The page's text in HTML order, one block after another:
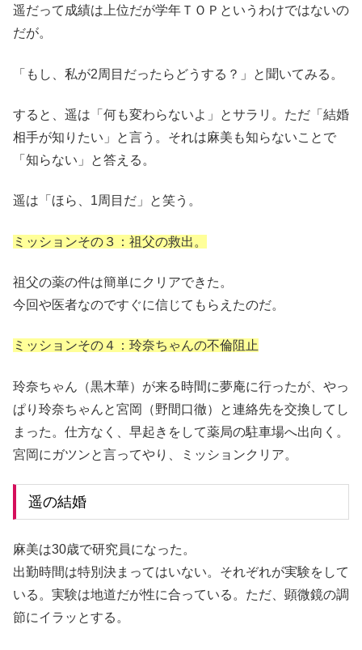
遥だって成績は上位だが学年ＴＯＰというわけではないの
だが。
「もし、私が2周目だったらどうする？」と聞いてみる。
すると、遥は「何も変わらないよ」とサラリ。ただ「結婚
相手が知りたい」と言う。それは麻美も知らないことで
「知らない」と答える。
遥は「ほら、1周目だ」と笑う。
ミッションその３：祖父の救出。
祖父の薬の件は簡単にクリアできた。
今回や医者なのですぐに信じてもらえたのだ。
ミッションその４：玲奈ちゃんの不倫阻止
玲奈ちゃん（黒木華）が来る時間に夢庵に行ったが、やっ
ぱり玲奈ちゃんと宮岡（野間口徹）と連絡先を交換してし
まった。仕方なく、早起きをして薬局の駐車場へ出向く。
宮岡にガツンと言ってやり、ミッションクリア。
遥の結婚
麻美は30歳で研究員になった。
出勤時間は特別決まってはいない。それぞれが実験をして
いる。実験は地道だが性に合っている。ただ、顕微鏡の調
節にイラッとする。